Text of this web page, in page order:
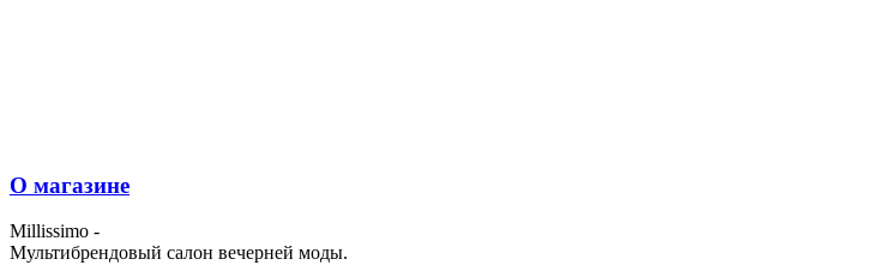
О магазине
Millissimo -
Мультибрендовый салон вечерней моды.